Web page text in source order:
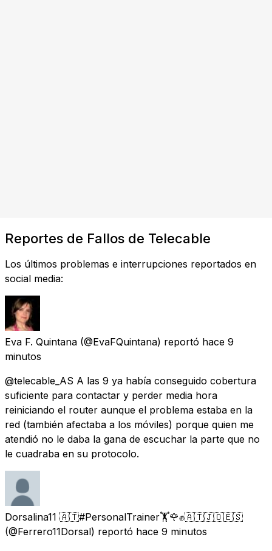
Reportes de Fallos de Telecable
Los últimos problemas e interrupciones reportados en
social media:
Eva F. Quintana (@EvaFQuintana) reportó hace 9
minutos
@telecable_AS A las 9 ya había conseguido cobertura
suficiente para contactar y perder media hora
reiniciando el router aunque el problema estaba en la
red (también afectaba a los móviles) porque quien me
atendió no le daba la gana de escuchar la parte que no
le cuadraba en su protocolo.
Dorsalina11 🇦🇹#PersonalTrainer🏋️🌹✊🇦🇹🇯🇴🇪🇸
(@Ferrero11Dorsal) reportó hace 9 minutos